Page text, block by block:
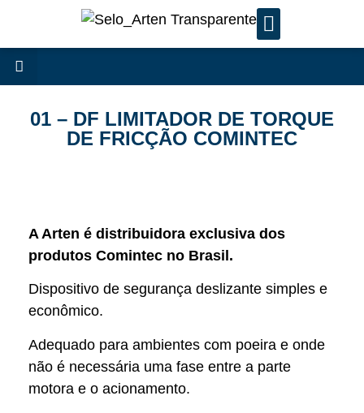
01 – DF LIMITADOR DE TORQUE
DE FRICÇÃO COMINTEC
A Arten é distribuidora exclusiva dos
produtos Comintec no Brasil.
Dispositivo de segurança deslizante simples e
econômico.
Adequado para ambientes com poeira e onde
não é necessária uma fase entre a parte
motora e o acionamento.